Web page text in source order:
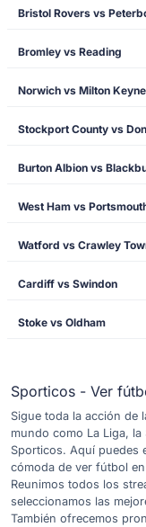
Bristol Rovers vs
Bromley vs Reading
Norwich vs Milton
Stockport County vs
Burton Albion vs
West Ham vs
Watford vs Crawley
Cardiff vs Swindon
Stoke vs Oldham
Sporticos - Ver
Sigue toda la acción de
mundo como La Liga, la
Sporticos. Aquí puedes
cómoda de ver fútbol
Reunimos todos los
seleccionamos las
También ofrecemos